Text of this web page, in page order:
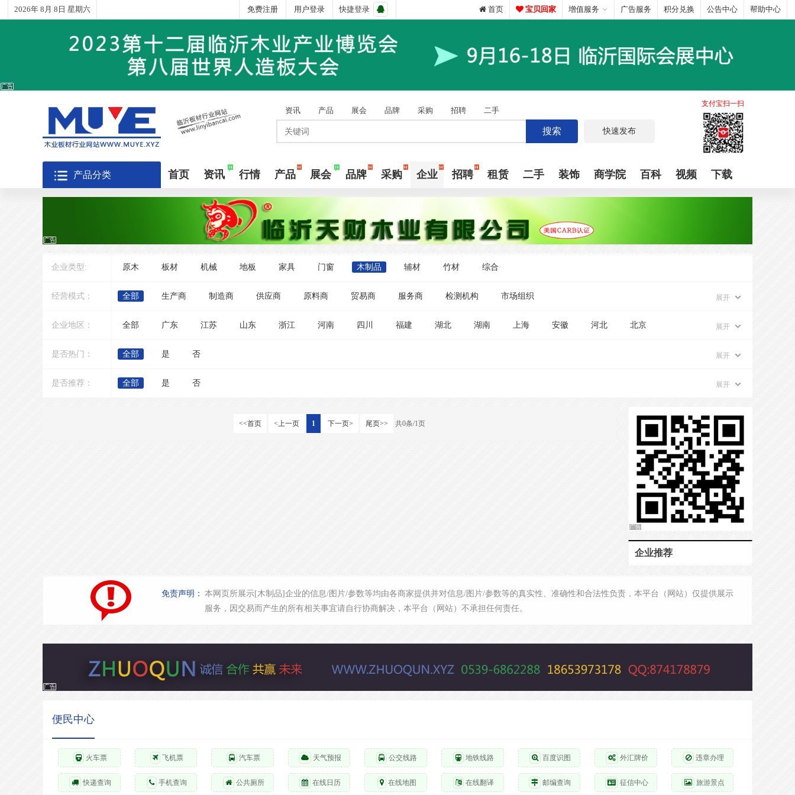
2026年 8月 8日 星期六 免费注册 用户登录 快捷登录 首页 宝贝回家 增值服务 广告服务 积分兑换 公告中心 帮助中心
广告
资讯 产品 展会 品牌 采购 招聘 二手
搜索 快速发布
支付宝扫一扫
产品分类 首页 资讯 行情 产品 展会 品牌 采购 企业 招聘 租赁 二手 装饰 商学院 百科 视频 下载
广告
企业类型: 原木 板材 机械 地板 家具 门窗 木制品 辅材 竹材 综合
经营模式： 全部 生产商 制造商 供应商 原料商 贸易商 服务商 检测机构 市场组织 展开
企业地区： 全部 广东 江苏 山东 浙江 河南 四川 福建 湖北 湖南 上海 安徽 河北 北京 展开
是否热门： 全部 是 否 展开
是否推荐： 全部 是 否 展开
<<首页 <上一页 1 下一页> 尾页>> 共0条/1页
广告
企业推荐
免责声明：
本网页所展示[木制品]企业的信息/图片/参数等均由各商家提供并对信息/图片/参数等的真实性、准确性和合法性负责，本平台（网站）仅提供展示
服务，因交易而产生的所有相关事宜请自行协商解决，本平台（网站）不承担任何责任。
广告
便民中心
火车票 飞机票 汽车票 天气预报 公交线路 地铁线路 百度识图 外汇牌价 违章办理
快递查询 手机查询 公共厕所 在线日历 在线地图 在线翻译 邮编查询 征信中心 旅游景点